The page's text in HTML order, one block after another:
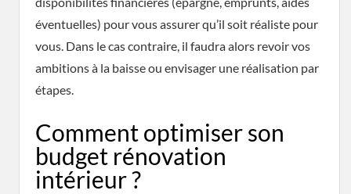
éventuelles) pour vous assurer qu’il soit réaliste pour
vous. Dans le cas contraire, il faudra alors revoir vos
ambitions à la baisse ou envisager une réalisation par
étapes.
Comment optimiser son
budget rénovation
intérieur ?